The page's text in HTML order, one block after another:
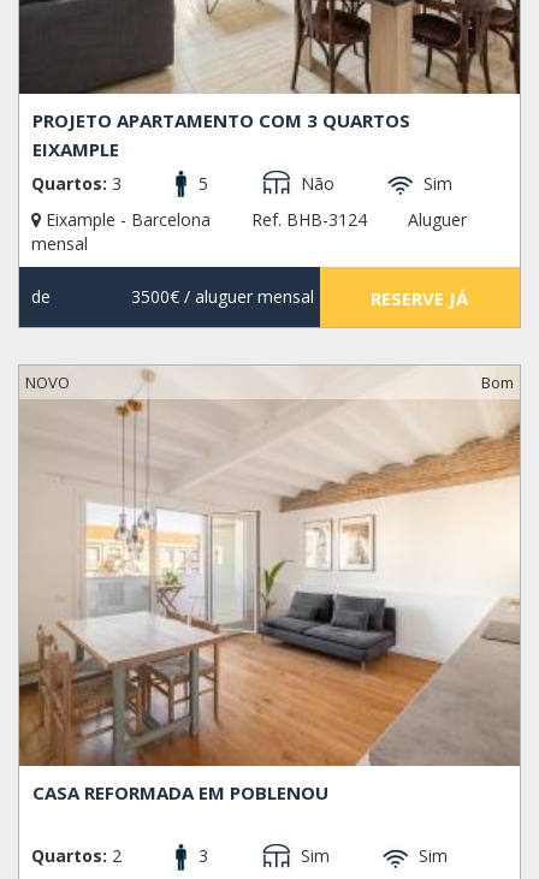
PROJETO APARTAMENTO COM 3 QUARTOS
EIXAMPLE
Quartos: 3 5 Não
Sim
Eixample - Barcelona
Ref. BHB-3124
Aluguer
mensal
de 3500€/ aluguer mensal RESERVE JÁ
NOVO Bom
CASA REFORMADA EM POBLENOU
Quartos: 2 3 Sim
Sim